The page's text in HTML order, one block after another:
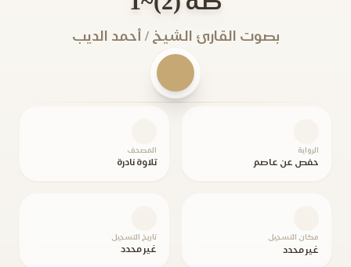
بصوت القارئ الشيخ / أحمد الديب
الرواية
حفص عن عاصم
المصحف
تلاوة نادرة
مكان التسجيل
غير محدد
تاريخ التسجيل
غير محدد